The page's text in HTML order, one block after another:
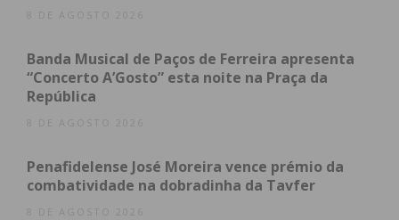
8 DE AGOSTO 2026
Banda Musical de Paços de Ferreira apresenta
“Concerto A’Gosto” esta noite na Praça da
República
8 DE AGOSTO 2026
Penafidelense José Moreira vence prémio da
combatividade na dobradinha da Tavfer
8 DE AGOSTO 2026